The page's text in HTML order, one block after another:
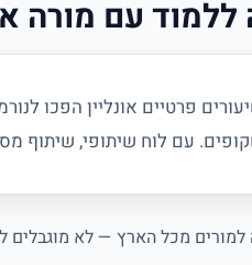
עם מורה
פרטיים אונליין הפכו
עם לוח שיתופי, שיתוף
למורים מכל הארץ — לא מוגבלים